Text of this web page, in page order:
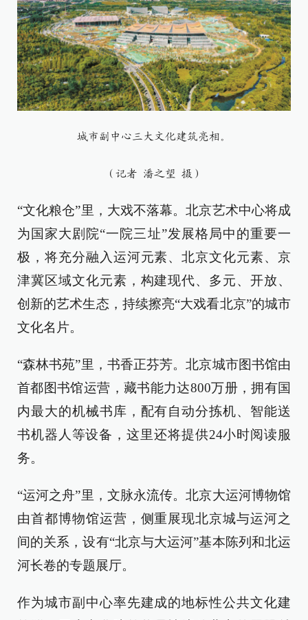
城市副中心三大文化建筑亮相。
（记者 潘之望 摄）
“文化粮仓”里，大戏不落幕。北京艺术中心将成
为国家大剧院“一院三址”发展格局中的重要一
极，将充分融入运河元素、北京文化元素、京
津冀区域文化元素，构建现代、多元、开放、
创新的艺术生态，持续擦亮“大戏看北京”的城市
文化名片。
“森林书苑”里，书香正芬芳。北京城市图书馆由
首都图书馆运营，藏书能力达800万册，拥有国
内最大的机械书库，配有自动分拣机、智能送
书机器人等设备，这里还将提供24小时阅读服
务。
“运河之舟”里，文脉永流传。北京大运河博物馆
由首都博物馆运营，侧重展现北京城与运河之
间的关系，设有“北京与大运河”基本陈列和北运
河长卷的专题展厅。
作为城市副中心率先建成的地标性公共文化建